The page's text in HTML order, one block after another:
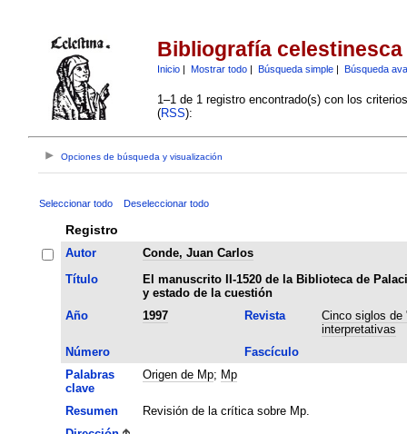
Bibliografía celestinesca
Inicio| Mostrar todo| Búsqueda simple| Búsqueda
1–1 de 1 registro encontrado(s) con los
(RSS):
Opciones de búsqueda y visualización
Seleccionar todo Deseleccionar todo
Registro
Autor
Conde, Juan Carlos
Título
El manuscrito II-1520 de la Biblioteca de
y estado de la cuestión
Año
1997 Revista
Cinco siglos de
interpretativas
Número
Fascículo
Palabras
clave
Origen de Mp; Mp
Resumen
Revisión de la crítica sobre Mp.